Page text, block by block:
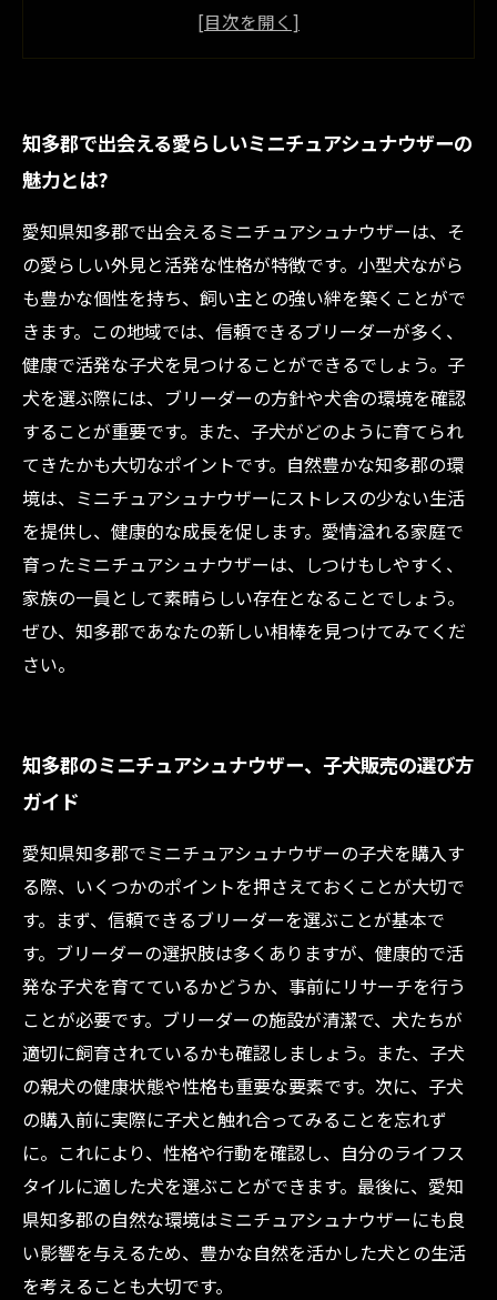
元気いっぱいのミニチュアシュナウザーがあな
さ
理想のミニチュアシュナウザーとの生活を始め
るためのヒント
実際のブリーダーの体験談: 知多郡でのミニチュ
アシュナウザー飼い
知多郡で見つける最高のファミリーペット: ミニ
チュアシュナウザーとの幸せな生活
知多郡で出会える愛らしいミニチュアシュナウザーの
魅力とは?
愛知県知多郡で出会えるミニチュアシュナウザーは、そ
の愛らしい外見と活発な性格が特徴です。小型犬ながら
も豊かな個性を持ち、飼い主との強い絆を築くことがで
きます。この地域では、信頼できるブリーダーが多く、
健康で活発な子犬を見つけることができるでしょう。子
犬を選ぶ際には、ブリーダーの方針や犬舎の環境を確認
することが重要です。また、子犬がどのように育てられ
てきたかも大切なポイントです。自然豊かな知多郡の環
境は、ミニチュアシュナウザーにストレスの少ない生活
を提供し、健康的な成長を促します。愛情溢れる家庭で
育ったミニチュアシュナウザーは、しつけもしやすく、
家族の一員として素晴らしい存在となることでしょう。
ぜひ、知多郡であなたの新しい相棒を見つけてみてくだ
さい。
知多郡のミニチュアシュナウザー、子犬販売の選び方
ガイド
愛知県知多郡でミニチュアシュナウザーの子犬を購入す
る際、いくつかのポイントを押さえておくことが大切で
す。まず、信頼できるブリーダーを選ぶことが基本で
す。ブリーダーの選択肢は多くありますが、健康的で活
発な子犬を育てているかどうか、事前にリサーチを行う
ことが必要です。ブリーダーの施設が清潔で、犬たちが
適切に飼育されているかも確認しましょう。また、子犬
の親犬の健康状態や性格も重要な要素です。次に、子犬
の購入前に実際に子犬と触れ合ってみることを忘れず
に。これにより、性格や行動を確認し、自分のライフス
タイルに適した犬を選ぶことができます。最後に、愛知
県知多郡の自然な環境はミニチュアシュナウザーにも良
い影響を与えるため、豊かな自然を活かした犬との生活
を考えることも大切です。